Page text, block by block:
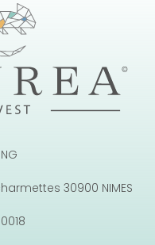
30900 NIMES